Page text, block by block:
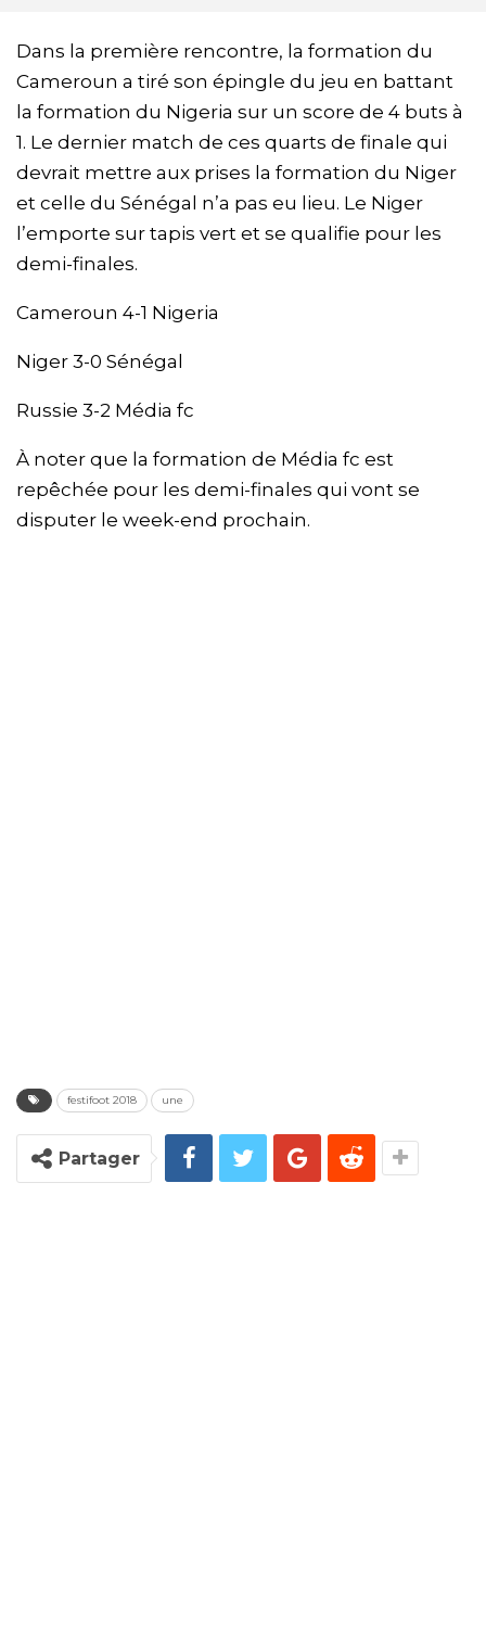
Dans la première rencontre, la formation du
Cameroun a tiré son épingle du jeu en battant
la formation du Nigeria sur un score de 4 buts à
1. Le dernier match de ces quarts de finale qui
devrait mettre aux prises la formation du Niger
et celle du Sénégal n’a pas eu lieu. Le Niger
l’emporte sur tapis vert et se qualifie pour les
demi-finales.
Cameroun 4-1 Nigeria
Niger 3-0 Sénégal
Russie 3-2 Média fc
À noter que la formation de Média fc est
repêchée pour les demi-finales qui vont se
disputer le week-end prochain.
festifoot 2018 une
Partager